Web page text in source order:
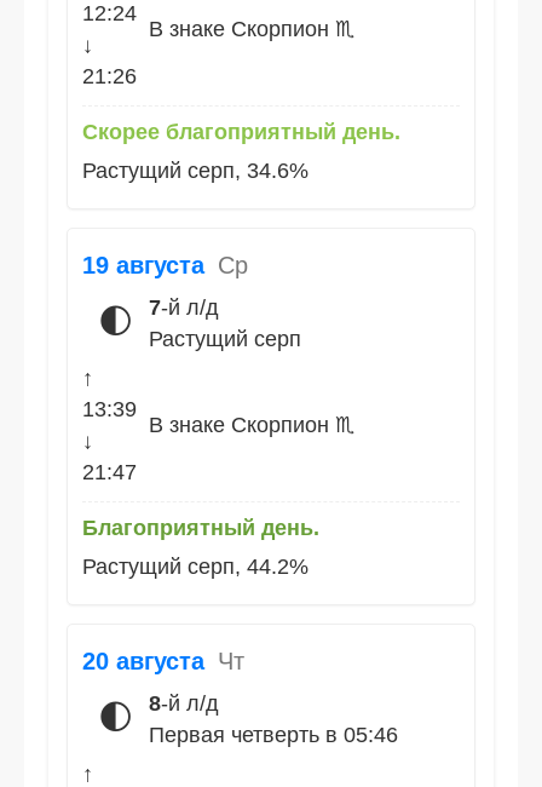
12:24
↓
21:26
В знаке Скорпион ♏
Скорее благоприятный день.
Растущий серп, 34.6%
19 августа Ср
🌓 7-й л/д
Растущий серп
↑
13:39
↓
21:47
В знаке Скорпион ♏
Благоприятный день.
Растущий серп, 44.2%
20 августа Чт
🌓 8-й л/д
Первая четверть в 05:46
↑